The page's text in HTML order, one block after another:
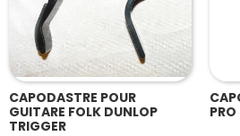
CAPODASTRE POUR
GUITARE FOLK DUNLOP
TRIGGER
PRO